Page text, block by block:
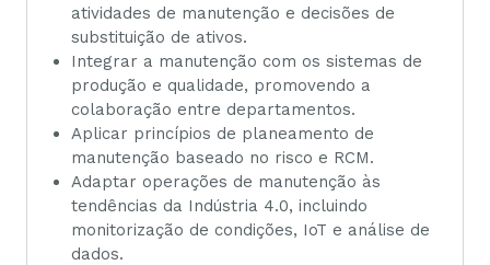
atividades de manutenção e decisões de
substituição de ativos.
Integrar a manutenção com os sistemas de
produção e qualidade, promovendo a
colaboração entre departamentos.
Aplicar princípios de planeamento de
manutenção baseado no risco e RCM.
Adaptar operações de manutenção às
tendências da Indústria 4.0, incluindo
monitorização de condições, IoT e análise de
dados.